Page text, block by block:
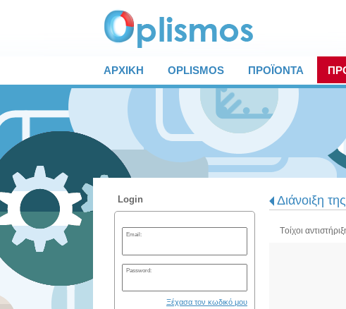
ΑΡΧΙΚΗ OPLISMOS ΠΡΟΪΟΝΤΑ
Login
Email:
Password:
Ξέχασα τον κωδικό μου
Διάνοιξη
Tοίχοι